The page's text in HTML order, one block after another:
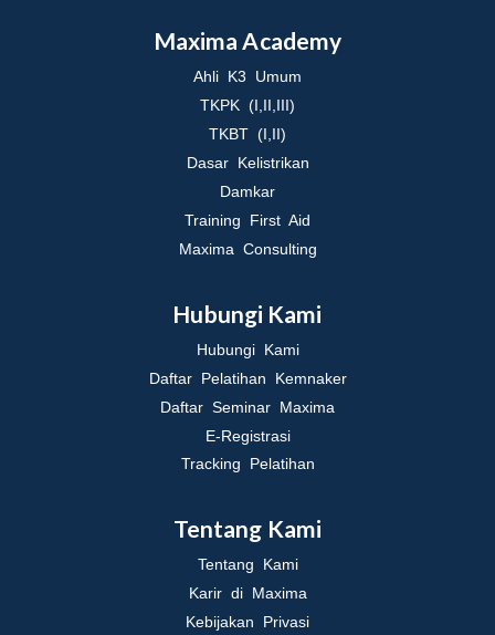
Maxima Academy
Ahli K3 Umum
TKPK (I,II,III)
TKBT (I,II)
Dasar Kelistrikan
Damkar
Training First Aid
Maxima Consulting
Hubungi Kami
Hubungi Kami
Daftar Pelatihan Kemnaker
Daftar Seminar Maxima
E-Registrasi
Tracking Pelatihan
Tentang Kami
Tentang Kami
Karir di Maxima
Kebijakan Privasi